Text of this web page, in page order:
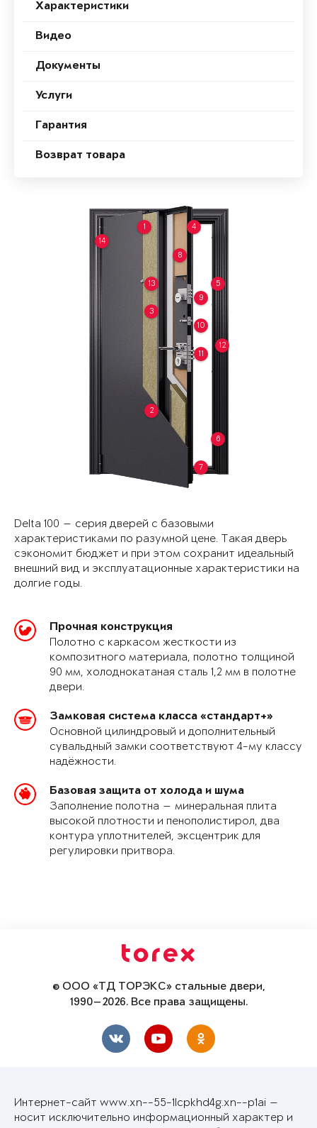
Характеристики
Видео
Документы
Услуги
Гарантия
Возврат товара
1
2
3
4
5
6
7
8
9
10
11
12
13
14
Delta 100 — серия дверей с базовыми
характеристиками по разумной цене. Такая дверь
сэкономит бюджет и при этом сохранит идеальный
внешний вид и эксплуатационные характеристики на
долгие годы.
Прочная конструкция
Полотно с каркасом жесткости из
композитного материала, полотно толщиной
90 мм, холоднокатаная сталь 1,2 мм в полотне
двери.
Замковая система класса «стандарт+»
Основной цилиндровый и дополнительный
сувальдный замки соответствуют 4-му классу
надёжности.
Базовая защита от холода и шума
Заполнение полотна — минеральная плита
высокой плотности и пенополистирол, два
контура уплотнителей, эксцентрик для
регулировки притвора.
© ООО «ТД ТОРЭКС» стальные двери,
1990—2026. Все права защищены.
Интернет-сайт www.xn--55-1lcpkhd4g.xn--p1ai —
носит исключительно информационный характер и